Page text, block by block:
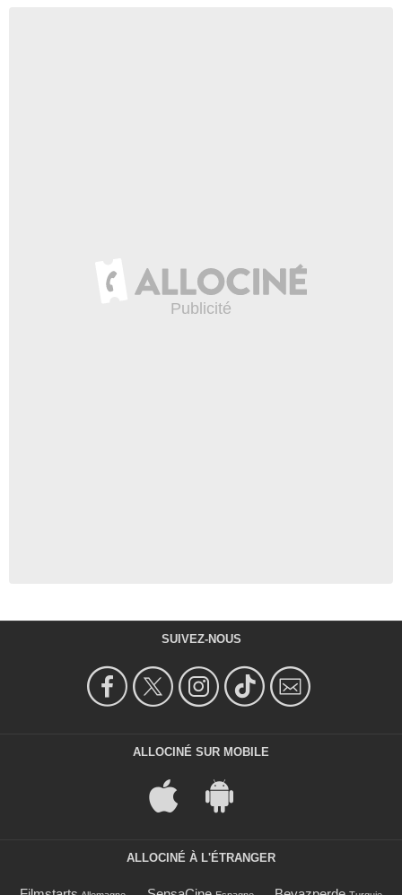
SUIVEZ-NOUS
ALLOCINÉ SUR MOBILE
ALLOCINÉ À L'ÉTRANGER